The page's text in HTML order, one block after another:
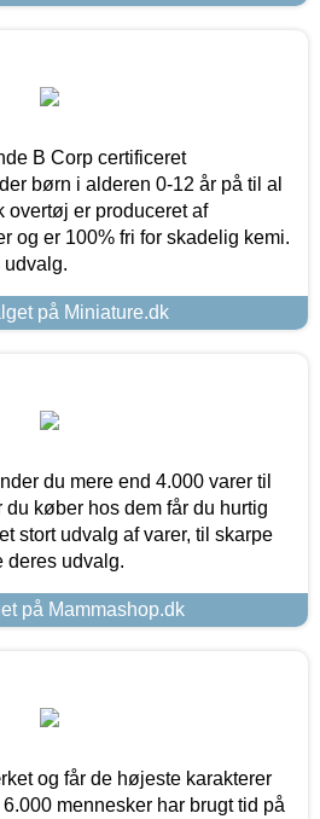
B Corp certificeret
børn i alderen 0-12 år på til al
overtøj er produceret af
og er 100% fri for skadelig kemi.
udvalg.
på Miniature.dk
du mere end 4.000 varer til
du køber hos dem får du hurtig
stort udvalg af varer, til skarpe
deres udvalg.
på Mammashop.dk
og får de højeste karakterer
mennesker har brugt tid på